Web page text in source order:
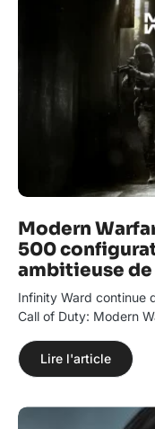
Modern
500
ambitieuse de
Infinity Ward continue
Call of Duty: Modern
Lire l'article